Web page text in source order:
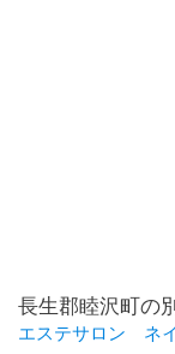
長生郡睦沢町の
エステサロン ネ